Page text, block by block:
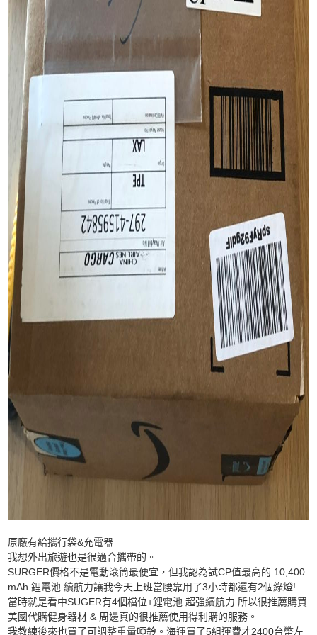
原廠有給攜行袋&充電器
我想外出旅遊也是很適合攜帶的。
SURGER價格不是電動滾筒最便宜，但我認為試CP值最高的 10,400
mAh 鋰電池 續航力讓我今天上班當腰靠用了3小時都還有2個綠燈!
當時就是看中SUGER有4個檔位+鋰電池 超強續航力 所以很推薦購買
美國代購健身器材 & 周邊真的很推薦使用得利購的服務。
我教練後來也買了可調整重量啞鈴。海運買了5組運費才2400台幣左